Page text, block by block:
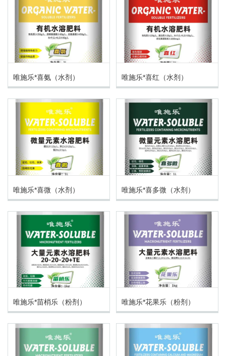
唯施乐*喜氨（水剂） 唯施乐*喜红（水剂）
唯施乐*喜微（水剂） 唯施乐*喜多微（水剂）
唯施乐*苗梢乐（粉剂） 唯施乐*花果乐（粉剂）